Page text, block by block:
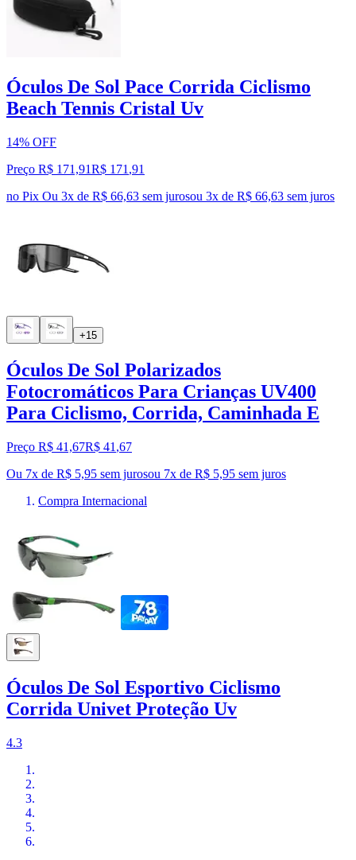
Óculos De Sol Pace Corrida Ciclismo
Beach Tennis Cristal Uv
14% OFF
Preço R$ 171,91R$ 171 ,91
no Pix Ou 3x de R$ 66,63 sem jurosou 3x de R$ 66,63 sem juros
+15
Óculos De Sol Polarizados
Fotocromáticos Para Crianças UV400
Para Ciclismo, Corrida, Caminhada E
Preço R$ 41,67R$ 41 ,67
Ou 7x de R$ 5,95 sem jurosou 7x de R$ 5,95 sem juros
Compra Internacional
Óculos De Sol Esportivo Ciclismo
Corrida Univet Proteção Uv
4.3